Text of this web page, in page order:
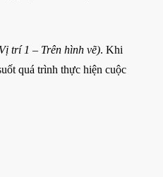
trí 1 – Trên hình vẽ). Khi
quá trình thực hiện cuộc